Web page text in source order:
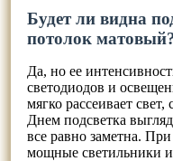
Будет ли видна
потолок
Да, но ее
светодиодов и
мягко рассеивает
Днем подсветка
все равно заметна.
мощные светильники